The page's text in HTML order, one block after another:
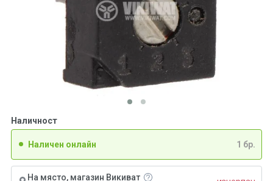
Наличност
Наличен онлайн 1 бр.
На място, магазин Викиват